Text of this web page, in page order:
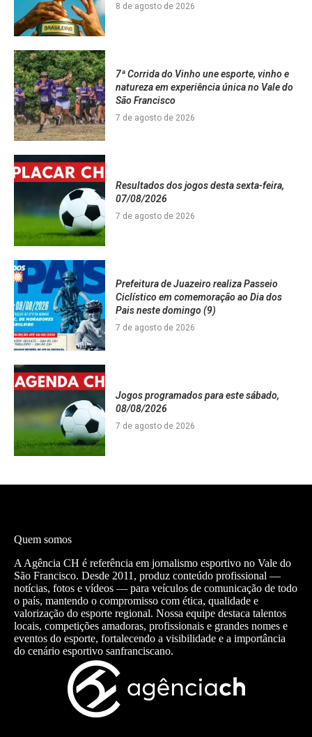
8 de agosto de 2026
7ª Corrida do Vinho une esporte, vinho e
natureza em experiência única no Vale do
São Francisco
7 de agosto de 2026
Resultados dos jogos desta sexta-feira,
07/08/2026
7 de agosto de 2026
Prefeitura de Juazeiro realiza Passeio
Ciclístico em comemoração ao Dia dos
Pais neste domingo (9)
7 de agosto de 2026
Jogos programados para este sábado,
08/08/2026
7 de agosto de 2026
Quem somos
A Agência CH é referência em jornalismo esportivo no Vale do
São Francisco. Desde 2011, produz conteúdo profissional —
notícias, fotos e vídeos — para veículos de comunicação de todo
o país, mantendo o compromisso com ética, qualidade e
valorização do esporte regional. Nossa equipe destaca talentos
locais, competições amadoras, profissionais e grandes nomes e
eventos do esporte, fortalecendo a visibilidade e a importância
do cenário esportivo sanfranciscano.